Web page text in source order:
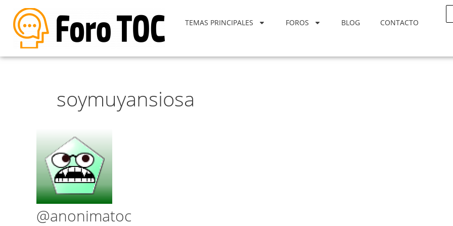
TEMAS PRINCIPALES FOROS BLOG CONTACTO
soymuyansiosa
@anonimatoc